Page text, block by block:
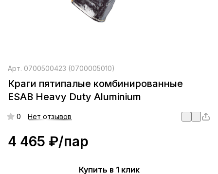
Арт. 0700500423 (0700005010)
Краги пятипалые комбинированные
ESAB Heavy Duty Aluminium
0 Нет отзывов
4 465 ₽/пар
Купить в 1 клик